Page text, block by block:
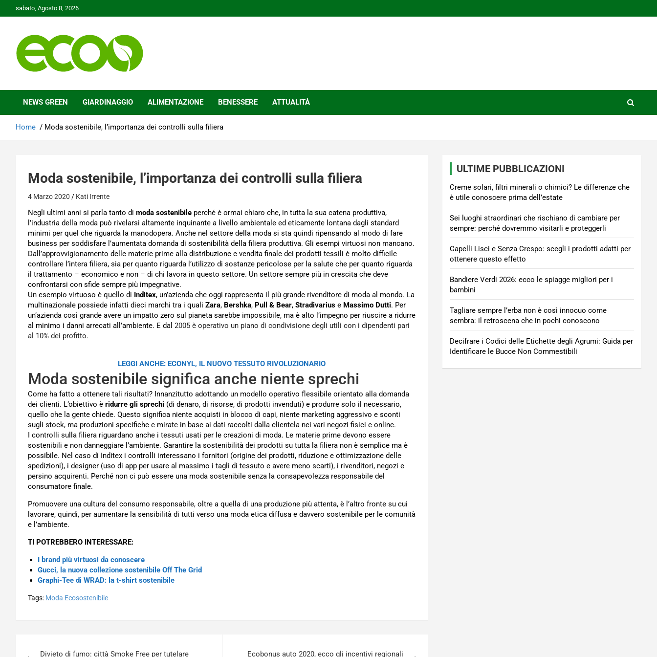
to
sabato, Agosto 8, 2026
Ecoo.it
NEWS GREEN GIARDINAGGIO ALIMENTAZIONE BENESSERE ATTUALITÀ
Home Moda sostenibile, l’importanza dei controlli sulla filiera
Moda sostenibile, l’importanza dei controlli sulla filiera
4 Marzo 2020 Kati Irrente
Negli ultimi anni si parla tanto di moda sostenibile perché è ormai chiaro che, in tutta la sua catena produttiva,
l’industria della moda può rivelarsi altamente inquinante a livello ambientale ed eticamente lontana dagli standard
minimi per quel che riguarda la manodopera. Anche nel settore della moda si sta quindi ripensando al modo di fare
business per soddisfare l’aumentata domanda di sostenibilità della filiera produttiva. Gli esempi virtuosi non mancano.
Dall’approvvigionamento delle materie prime alla distribuzione e vendita finale dei prodotti tessili è molto difficile
controllare l’intera filiera, sia per quanto riguarda l’utilizzo di sostanze pericolose per la salute che per quanto riguarda
il trattamento – economico e non – di chi lavora in questo settore. Un settore sempre più in crescita che deve
confrontarsi con sfide sempre più impegnative.
Un esempio virtuoso è quello di Inditex, un’azienda che oggi rappresenta il più grande rivenditore di moda al mondo. La
multinazionale possiede infatti dieci marchi tra i quali Zara, Bershka, Pull & Bear, Stradivarius e Massimo Dutti. Per
un’azienda così grande avere un impatto zero sul pianeta sarebbe impossibile, ma è alto l’impegno per riuscire a ridurre
al minimo i danni arrecati all’ambiente. E dal 2005 è operativo un piano di condivisione degli utili con i dipendenti pari
al 10% dei profitto.
LEGGI ANCHE: ECONYL, IL NUOVO TESSUTO RIVOLUZIONARIO
Moda sostenibile significa anche niente sprechi
Come ha fatto a ottenere tali risultati? Innanzitutto adottando un modello operativo flessibile orientato alla domanda
dei clienti. L’obiettivo è ridurre gli sprechi (di denaro, di risorse, di prodotti invenduti) e produrre solo il necessario,
quello che la gente chiede. Questo significa niente acquisti in blocco di capi, niente marketing aggressivo e sconti
sugli stock, ma produzioni specifiche e mirate in base ai dati raccolti dalla clientela nei vari negozi fisici e online.
I controlli sulla filiera riguardano anche i tessuti usati per le creazioni di moda. Le materie prime devono essere
sostenibili e non danneggiare l’ambiente. Garantire la sostenibilità dei prodotti su tutta la filiera non è semplice ma è
possibile. Nel caso di Inditex i controlli interessano i fornitori (origine dei prodotti, riduzione e ottimizzazione delle
spedizioni), i designer (uso di app per usare al massimo i tagli di tessuto e avere meno scarti), i rivenditori, negozi e
persino acquirenti. Perché non ci può essere una moda sostenibile senza la consapevolezza responsabile del
consumatore finale.
Promuovere una cultura del consumo responsabile, oltre a quella di una produzione più attenta, è l’altro fronte su cui
lavorare, quindi, per aumentare la sensibilità di tutti verso una moda etica diffusa e davvero sostenibile per le comunità
e l’ambiente.
TI POTREBBERO INTERESSARE:
I brand più virtuosi da conoscere
Gucci, la nuova collezione sostenibile Off The Grid
Graphi-Tee di WRAD: la t-shirt sostenibile
Tags: Moda Ecosostenibile
Divieto di fumo: città Smoke Free per tutelare Ecobonus auto 2020, ecco gli incentivi regionali
ULTIME PUBBLICAZIONI
Creme solari, filtri minerali o chimici? Le differenze che
è utile conoscere prima dell’estate
Sei luoghi straordinari che rischiano di cambiare per
sempre: perché dovremmo visitarli e proteggerli
Capelli Lisci e Senza Crespo: scegli i prodotti adatti per
ottenere questo effetto
Bandiere Verdi 2026: ecco le spiagge migliori per i
bambini
Tagliare sempre l’erba non è così innocuo come
sembra: il retroscena che in pochi conoscono
Decifrare i Codici delle Etichette degli Agrumi: Guida per
Identificare le Bucce Non Commestibili